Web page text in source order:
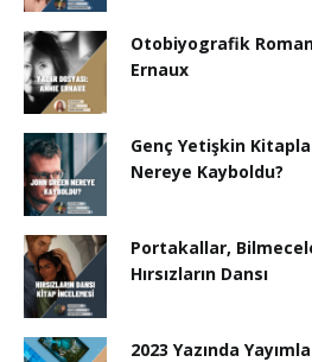
Otobiyografik
Ernaux
Genç Yetişkin
Nereye Kayboldu?
Portakallar,
Hırsızların Dansı
2023 Yazında